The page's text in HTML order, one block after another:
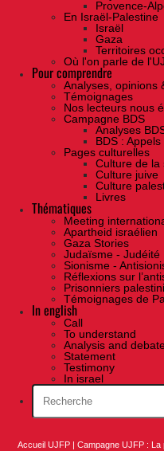
Provence-
En Israël-Palestine
Israël
Gaza
Territoires
Où l'on parle de
Pour comprendre
Analyses, opinions
Témoignages
Nos lecteurs nous
Campagne BDS
Analyses
BDS :
Pages culturelles
Culture de la
Culture juive
Culture
Livres
Thématiques
Meeting
Apartheid israélien
Gaza Stories
Judaïsme - Judéité
Sionisme -
Réflexions sur
Prisonniers
Témoignages de
In english
Call
To understand
Analysis and
Statement
Testimony
In israel
Accueil UJFP |Campagne UJFP : La